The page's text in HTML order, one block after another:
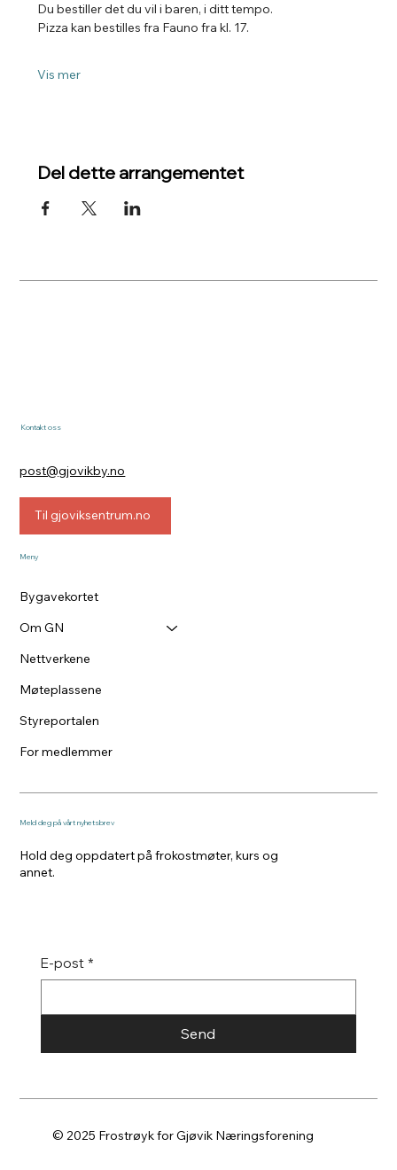
Du bestiller det du vil i baren, i ditt tempo.
Pizza kan bestilles fra Fauno fra kl. 17.
Vis mer
Del dette arrangementet
Kontakt oss
post@gjovikby.no
Til gjoviksentrum.no
Bygavekortet
Om GN
Nettverkene
Møteplassene
Styreportalen
For medlemmer
Meny
Meld deg på vårt nyhetsbrev
Hold deg oppdatert på frokostmøter, kurs og
annet.
E-post *
Send
© 2025 Frostrøyk for Gjøvik Næringsforening